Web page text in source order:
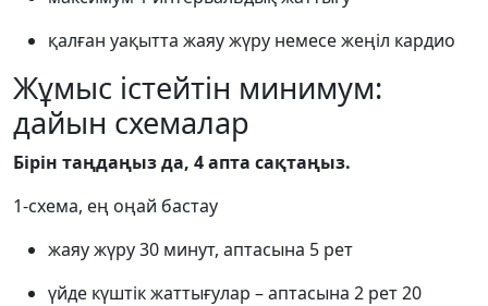
қалған уақытта жаяу жүру немесе жеңіл кардио
Жұмыс істейтін минимум:
дайын схемалар
Бірін таңдаңыз да, 4 апта сақтаңыз.
1-схема, ең оңай бастау
жаяу жүру 30 минут, аптасына 5 рет
үйде күштік жаттығулар – аптасына 2 рет 20